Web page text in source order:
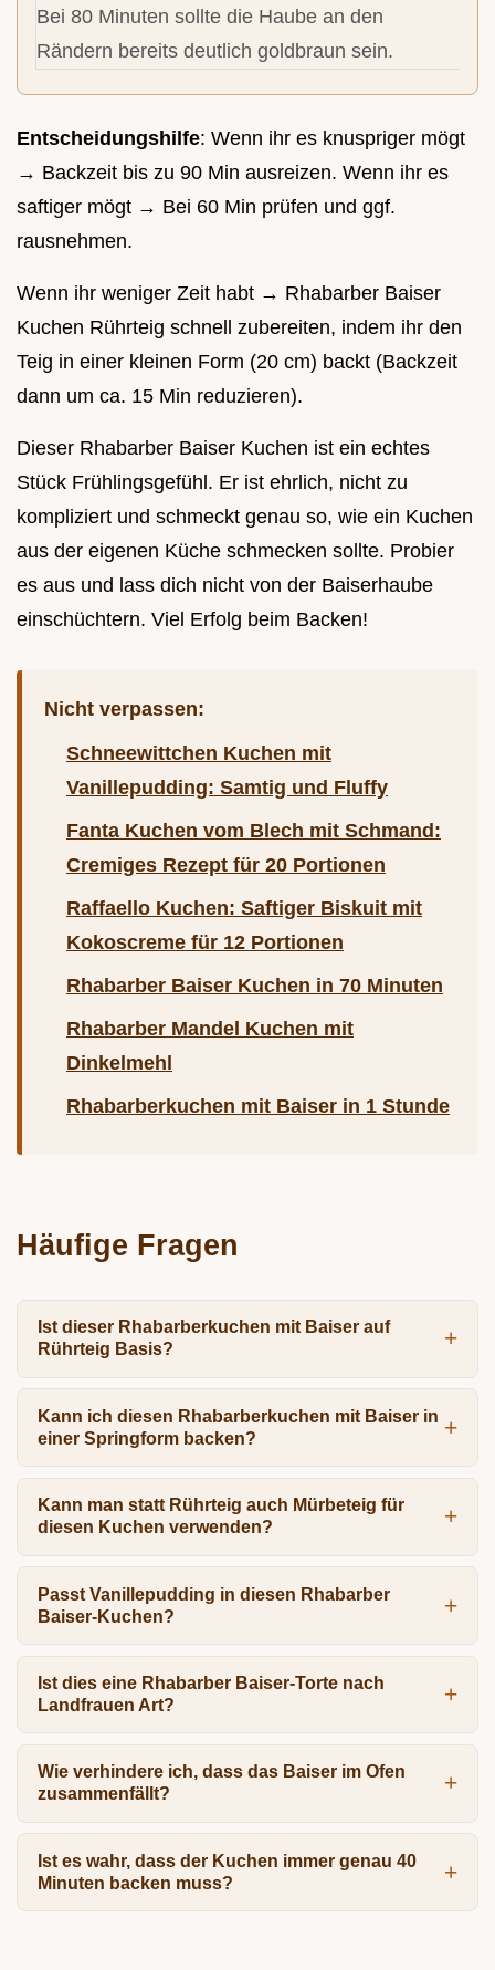
Bei 80 Minuten sollte die Haube an den
Rändern bereits deutlich goldbraun sein.
Entscheidungshilfe: Wenn ihr es knuspriger mögt
→ Backzeit bis zu 90 Min ausreizen. Wenn ihr es
saftiger mögt → Bei 60 Min prüfen und ggf.
rausnehmen.
Wenn ihr weniger Zeit habt → Rhabarber Baiser
Kuchen Rührteig schnell zubereiten, indem ihr den
Teig in einer kleinen Form (20 cm) backt (Backzeit
dann um ca. 15 Min reduzieren).
Dieser Rhabarber Baiser Kuchen ist ein echtes
Stück Frühlingsgefühl. Er ist ehrlich, nicht zu
kompliziert und schmeckt genau so, wie ein Kuchen
aus der eigenen Küche schmecken sollte. Probier
es aus und lass dich nicht von der Baiserhaube
einschüchtern. Viel Erfolg beim Backen!
Nicht verpassen:
Schneewittchen Kuchen mit
Vanillepudding: Samtig und Fluffy
Fanta Kuchen vom Blech mit Schmand:
Cremiges Rezept für 20 Portionen
Raffaello Kuchen: Saftiger Biskuit mit
Kokoscreme für 12 Portionen
Rhabarber Baiser Kuchen in 70 Minuten
Rhabarber Mandel Kuchen mit
Dinkelmehl
Rhabarberkuchen mit Baiser in 1 Stunde
Häufige Fragen
Ist dieser Rhabarberkuchen mit Baiser auf
Rührteig Basis?
Kann ich diesen Rhabarberkuchen mit Baiser in
einer Springform backen?
Kann man statt Rührteig auch Mürbeteig für
diesen Kuchen verwenden?
Passt Vanillepudding in diesen Rhabarber
Baiser-Kuchen?
Ist dies eine Rhabarber Baiser-Torte nach
Landfrauen Art?
Wie verhindere ich, dass das Baiser im Ofen
zusammenfällt?
Ist es wahr, dass der Kuchen immer genau 40
Minuten backen muss?